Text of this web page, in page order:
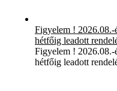
Figyelem ! 2026.08.-
hétfőig leadott
Figyelem ! 2026.08.-
hétfőig leadott